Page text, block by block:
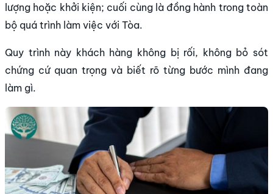
lượng hoặc khởi kiện; cuối cùng là đồng hành trong toàn
bộ quá trình làm việc với Tòa.
Quy trình này khách hàng không bị rối, không bỏ sót
chứng cứ quan trọng và biết rõ từng bước mình đang
làm gì.